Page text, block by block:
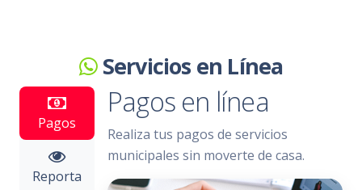
Servicios en Línea
Pagos
Reporta
Pagos en línea
Realiza tus pagos de servicios
municipales sin moverte de casa.